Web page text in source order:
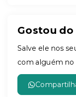
Gostou
Salve ele nos
com alguém no